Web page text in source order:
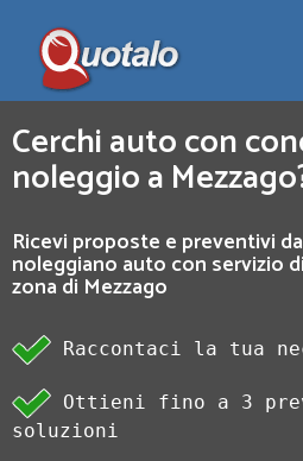
Cerchi auto con
noleggio a
Ricevi proposte e preventivi
noleggiano auto con servizio
zona di Mezzago
Raccontaci la tua
Ottieni fino a 3
soluzioni